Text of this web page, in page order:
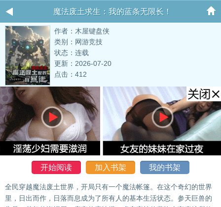
魔法废土求生：我的蓝条无限长！
作者：木屋键盘侠
类别：网游竞技
状态：连载
更新：2026-07-20
点击：412
开始阅读 加入书架 我的书架
全民穿越魔法废土世界，开局只有一个魔法帐篷。在这个奇幻的世界
里，日出而作，日落而息成为了所有人的基本生活状态。参天巨兽的